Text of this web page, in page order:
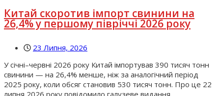
Китай скоротив імпорт свинини на
26,4% у першому півріччі 2026 року
23 Липня, 2026
У січні–червні 2026 року Китай імпортував 390 тисяч тонн
свинини — на 26,4% менше, ніж за аналогічний період
2025 року, коли обсяг становив 530 тисяч тонн. Про це 22
липня 2026 року повідомило галузеве видання